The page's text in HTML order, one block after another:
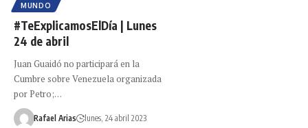
MUNDO
#TeExplicamosElDía | Lunes
24 de abril
Juan Guaidó no participará en la
Cumbre sobre Venezuela organizada
por Petro;…
Rafael Arias lunes, 24 abril 2023